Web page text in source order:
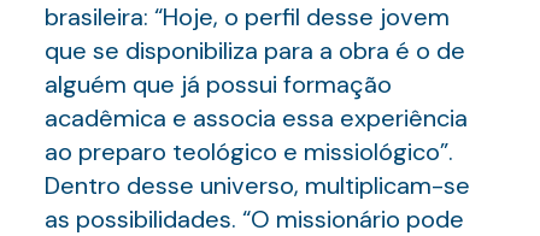
brasileira: “Hoje, o perfil desse jovem
que se disponibiliza para a obra é o de
alguém que já possui formação
acadêmica e associa essa experiência
ao preparo teológico e missiológico”.
Dentro desse universo, multiplicam-se
as possibilidades. “O missionário pode